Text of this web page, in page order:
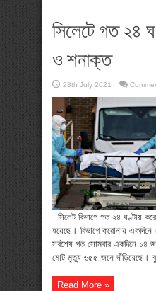
সিলেটে গত ২৪
ও শনাক্ত
28th July 2021
সিলেট বিভাগে গত ২৪ ঘণ্টায়
হয়েছে। বিভাগে করোনায়
সর্বশেষ গত সোমবার একদিনে ১৪
মোট মৃত্যু ৬৫৫ জনে দাঁড়িয়েছে।
Read More »